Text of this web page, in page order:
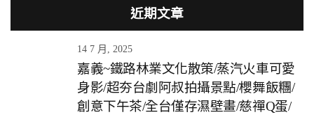
近期文章
14 7 月, 2025
嘉義~鐵路林業文化散策/蒸汽火車可愛
身影/超夯台劇阿叔拍攝景點/櫻舞飯糰/
創意下午茶/全台僅存濕壁畫/慈禪Q蛋/